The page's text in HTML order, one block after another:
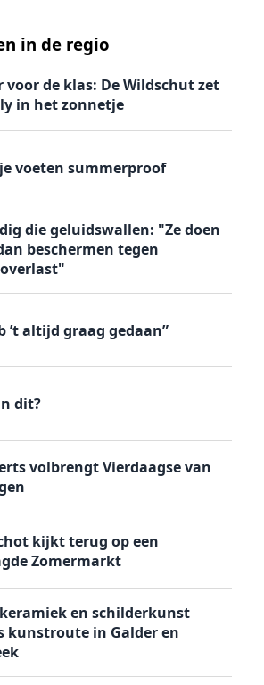
in de regio
voor de klas: De Wildschut zet
in het zonnetje
voeten summerproof
die geluidswallen: "Ze doen
beschermen tegen
’t altijd graag gedaan”
dit?
volbrengt Vierdaagse van
kijkt terug op een
Zomermarkt
en schilderkunst
kunstroute in Galder en